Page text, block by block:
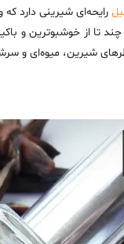
رایحه‌ای شیرینی دارد
چند تا از خوشبوترین و
شیرین، میوه‌ای و